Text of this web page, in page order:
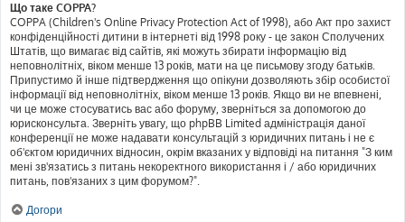
Що таке COPPA?
COPPA (Children's Online Privacy Protection Act of 1998), або Акт про захист
конфіденційності дитини в інтернеті від 1998 року - це закон Сполучених
Штатів, що вимагає від сайтів, які можуть збирати інформацію від
неповнолітніх, віком менше 13 років, мати на це письмову згоду батьків.
Припустимо й інше підтвердження що опікуни дозволяють збір особистої
інформації від неповнолітніх, віком менше 13 років. Якщо ви не впевнені,
чи це може стосуватись вас або форуму, зверніться за допомогою до
юрисконсульта. Зверніть увагу, що phpBB Limited адміністрація даної
конференції не може надавати консультацій з юридичних питань і не є
об'єктом юридичних відносин, окрім вказаних у відповіді на питання "З ким
мені зв'язатись з питань некоректного використання і / або юридичних
питань, пов'язаних з цим форумом?".
Догори